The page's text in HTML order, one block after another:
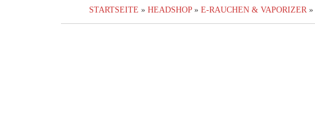
STARTSEITE » HEADSHOP» E-RAUCHEN & VAPORIZER»